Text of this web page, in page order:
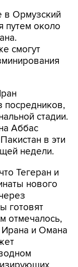
в Ормузский
путем около
смогут
стадии.
Аббас
в эти
недели.
Тегеран и
нового
готовят
отмечалось,
Ирана и Омана